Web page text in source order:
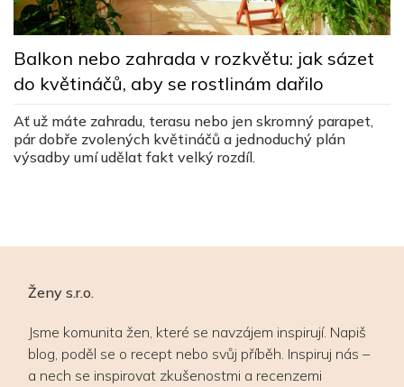
Balkon nebo zahrada v rozkvětu: jak sázet
do květináčů, aby se rostlinám dařilo
Ať už máte zahradu, terasu nebo jen skromný parapet,
pár dobře zvolených květináčů a jednoduchý plán
výsadby umí udělat fakt velký rozdíl.
Ženy s.r.o.
Jsme komunita žen, které se navzájem inspirují. Napiš
blog, poděl se o recept nebo svůj příběh. Inspiruj nás –
a nech se inspirovat zkušenostmi a recenzemi